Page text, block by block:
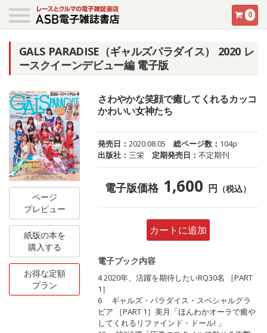
0
GALS PARADISE（ギャルズパラダイス） 2020 レ
ースクイーンデビュー編 電子版
ページ
プレビュー
紙版の本を
購入する
お得な定額
プラン
さわやかな笑顔で癒してくれるカッコ
かわいい女神たち
発売日：2020.08.05 総ページ数： 104p
出版社：三栄 定期発売日：不定期刊
電子版価格 1,600 円 （税込）
カートに追加
電子ブック内容
4 2020年、活躍を期待したいRQ30名 ［PART
1］
6 ギャルズ・パラダイス・スペシャルグラ
ビア ［PART 1］美月「ほんわかオーラで癒や
してくれるリファインド・ドール! 」